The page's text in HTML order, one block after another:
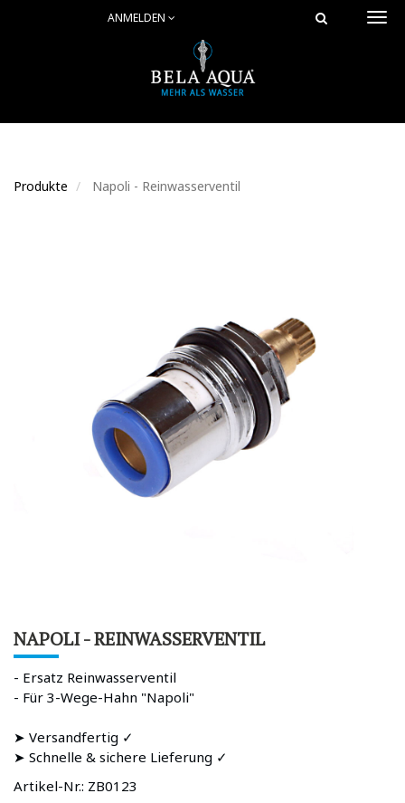
ANMELDEN
Produkte Napoli - Reinwasserventil
NAPOLI - REINWASSERVENTIL
- Ersatz Reinwasserventil
- Für 3-Wege-Hahn "Napoli"
➤ Versandfertig ✓
➤ Schnelle & sichere Lieferung ✓
Artikel-Nr.: ZB0123